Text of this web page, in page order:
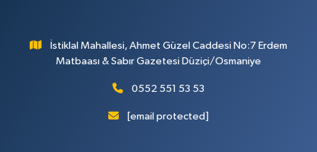
İstiklal Mahallesi, Ahmet Güzel Caddesi No:7 Erdem
Matbaası & Sabır Gazetesi Düziçi/Osmaniye
0552 551 53 53
[email protected]